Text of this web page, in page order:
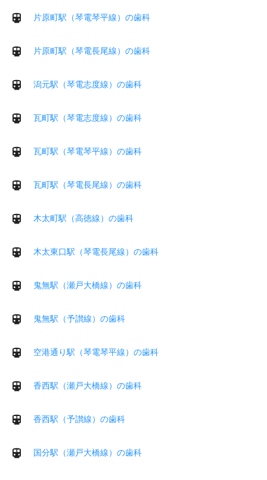
片原町駅（琴電琴平線）の歯科
片原町駅（琴電長尾線）の歯科
潟元駅（琴電志度線）の歯科
瓦町駅（琴電志度線）の歯科
瓦町駅（琴電琴平線）の歯科
瓦町駅（琴電長尾線）の歯科
木太町駅（高徳線）の歯科
木太東口駅（琴電長尾線）の歯科
鬼無駅（瀬戸大橋線）の歯科
鬼無駅（予讃線）の歯科
空港通り駅（琴電琴平線）の歯科
香西駅（瀬戸大橋線）の歯科
香西駅（予讃線）の歯科
国分駅（瀬戸大橋線）の歯科